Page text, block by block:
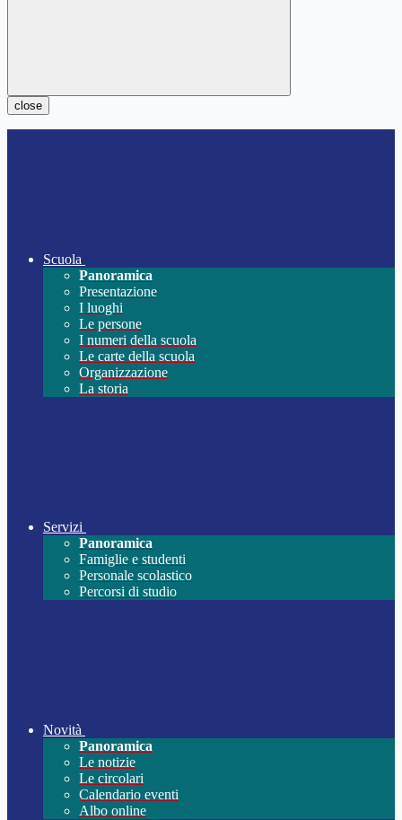
close
Scuola
Panoramica
Presentazione
I luoghi
Le persone
I numeri della scuola
Le carte della scuola
Organizzazione
La storia
Servizi
Panoramica
Famiglie e studenti
Personale scolastico
Percorsi di studio
Novità
Panoramica
Le notizie
Le circolari
Calendario eventi
Albo online